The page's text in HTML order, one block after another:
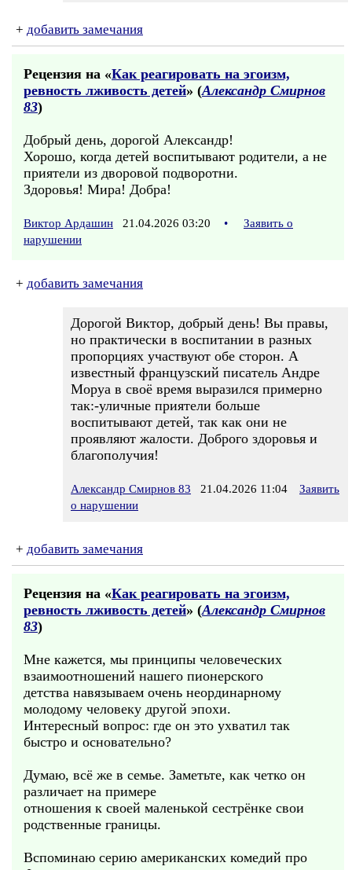
+ добавить замечания
Рецензия на «Как реагировать на эгоизм,
ревность лживость детей» (Александр Смирнов
83)
Добрый день, дорогой Александр!
Хорошо, когда детей воспитывают родители, а не
приятели из дворовой подворотни.
Здоровья! Мира! Добра!
Виктор Ардашин 21.04.2026 03:20 •
Заявить о
нарушении
+ добавить замечания
Дорогой Виктор, добрый день! Вы правы,
но практически в воспитании в разных
пропорциях участвуют обе сторон. А
известный французский писатель Андре
Моруа в своё время выразился примерно
так:-уличные приятели больше
воспитывают детей, так как они не
проявляют жалости. Доброго здоровья и
благополучия!
Александр Смирнов 83 21.04.2026 11:04
Заявить
о нарушении
+ добавить замечания
Рецензия на «Как реагировать на эгоизм,
ревность лживость детей» (Александр Смирнов
83)
Мне кажется, мы принципы человеческих
взаимоотношений нашего пионерского
детства навязываем очень неординарному
молодому человеку другой эпохи.
Интересный вопрос: где он это ухватил так
быстро и основательно?
Думаю, всё же в семье. Заметьте, как четко он
различает на примере
отношения к своей маленькой сестрёнке свои
родственные границы.
Вспоминаю серию американских комедий про